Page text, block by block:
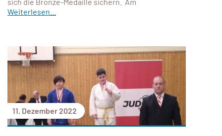
Weiterlesen...
11. Dezember 2022